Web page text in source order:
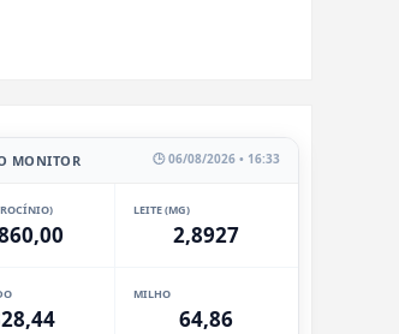
MONITOR 🕒 06/08/2026 • 16:33
LEITE (MG)
2,8927
MILHO
64,86